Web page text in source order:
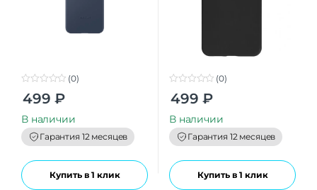
o
t
o
f
5
(0)
499 ₽
В наличии
Гарантия 12 месяцев
Купить в 1 клик
o
t
o
f
5
(0)
499 ₽
В наличии
Гарантия 12 месяцев
Купить в 1 клик